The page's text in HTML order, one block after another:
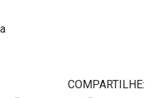
COMPARTILHE: